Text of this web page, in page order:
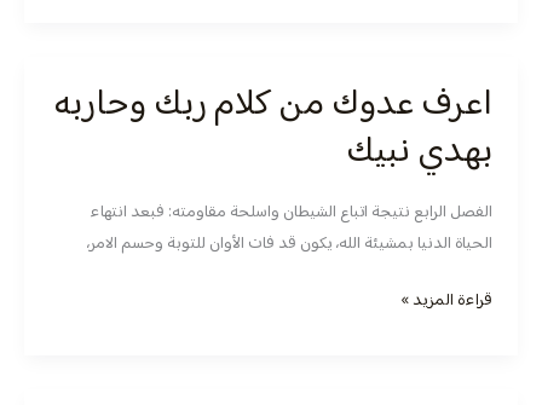
اعرف عدوك من كلام ربك وحاربه
بهدي نبيك
الفصل الرابع نتيجة اتباع الشيطان واسلحة مقاومته: فبعد انتهاء
الحياة الدنيا بمشيئة الله، يكون قد فات الأوان للتوبة وحسم الامر،
اعرف
عدوك
من
ربك
وحاربه
بهدي
نبيك
قراءة المزيد »